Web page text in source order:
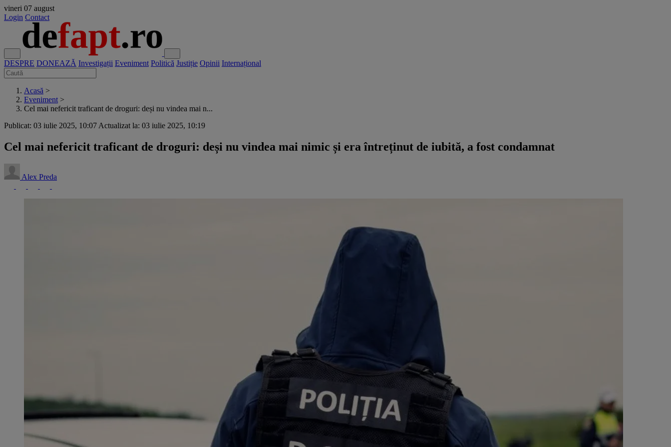
vineri 07 august
Login Contact
DESPRE DONEAZĂ Investigații Eveniment Politică Justiție Opinii Internațional
Acasă >
Eveniment >
Cel mai nefericit traficant de droguri: deși nu vindea mai n...
Publicat: 03 iulie 2025, 10:07 Actualizat la: 03 iulie 2025, 10:19
Cel mai nefericit traficant de droguri: deși nu vindea mai nimic și era întreținut de iubită, a fost condamnat
Alex Preda